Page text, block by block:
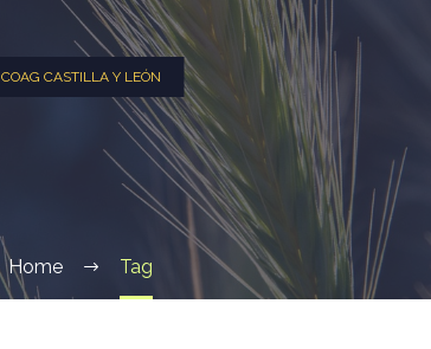
COAG CASTILLA Y LEÓN
Home Tag